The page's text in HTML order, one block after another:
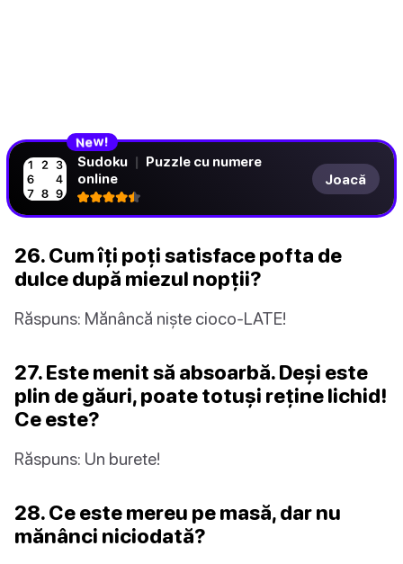
New!
Sudoku | Puzzle cu numere
online
Joacă
26. Cum îți poți satisface pofta de
dulce după miezul nopții?
Răspuns: Mănâncă niște cioco-LATE!
27. Este menit să absoarbă. Deși este
plin de găuri, poate totuși reține lichid!
Ce este?
Răspuns: Un burete!
28. Ce este mereu pe masă, dar nu
mănânci niciodată?